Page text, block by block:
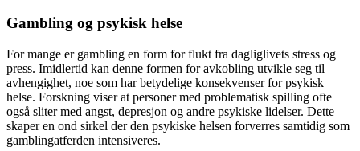
Gambling og psykisk helse
For mange er gambling en form for flukt fra dagliglivets stress og
press. Imidlertid kan denne formen for avkobling utvikle seg til
avhengighet, noe som har betydelige konsekvenser for psykisk
helse. Forskning viser at personer med problematisk spilling ofte
også sliter med angst, depresjon og andre psykiske lidelser. Dette
skaper en ond sirkel der den psykiske helsen forverres samtidig som
gamblingatferden intensiveres.